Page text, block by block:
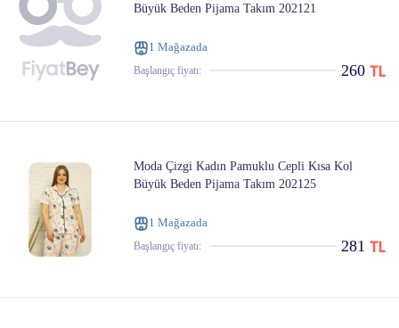
Büyük Beden Pijama Takım 202121
1 Mağazada
Başlangıç ​​fiyatı: 260
Moda Çizgi Kadın Pamuklu Cepli Kısa Kol
Büyük Beden Pijama Takım 202125
1 Mağazada
Başlangıç ​​fiyatı: 281